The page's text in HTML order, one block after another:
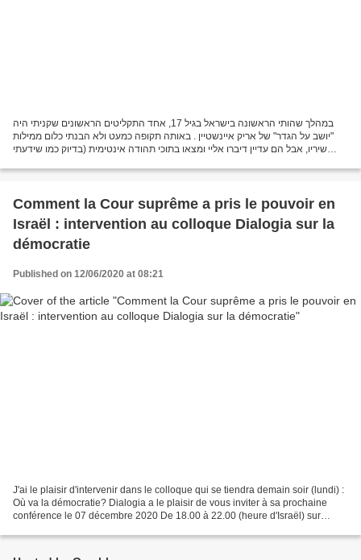
במהלך שהותי הראשונה בישראל בגיל 17, אחד התקליטים הראשונים שקניתי היה
"יושב על הגדר" של אריק איינשטיין . באותה תקופה כמעט ולא הבנתי כלום ממילות
שיריו, אבל הם עדיין דיברו אליי ומצאו בתוכי תהודה אינטימית (בדיוק כמו שידעתי
Comment la Cour suprême a pris le pouvoir en
Israël : intervention au colloque Dialogia sur la
démocratie
Published on 12/06/2020 at 08:21
J'ai le plaisir d'intervenir dans le colloque qui se tiendra demain soir (lundi) :
Où va la démocratie? Dialogia a le plaisir de vous inviter à sa prochaine
conférence le 07 décembre 2020 De 18.00 à 22.00 (heure d'Israël) sur